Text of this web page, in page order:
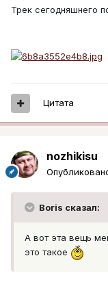
Трек сегодняшнего
Цитата
nozhikisu
Boris сказал:
А вот эта вещь
это такое